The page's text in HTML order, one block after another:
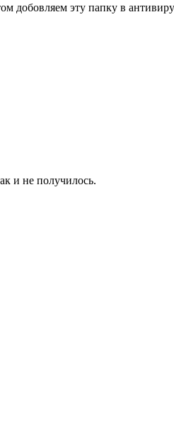
добовляем эту папку в
и не получилось.